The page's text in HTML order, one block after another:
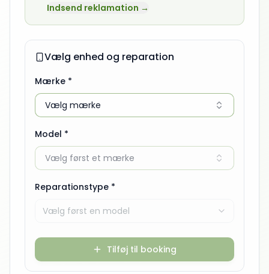
Indsend reklamation →
Vælg enhed og reparation
Mærke *
Vælg mærke
Model *
Vælg først et mærke
Reparationstype *
Vælg først en model
Tilføj til booking